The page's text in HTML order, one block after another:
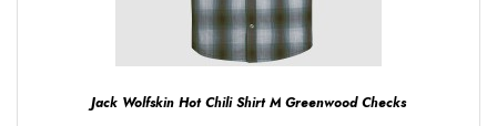
Jack Wolfskin Hot Chili Shirt M Greenwood Checks